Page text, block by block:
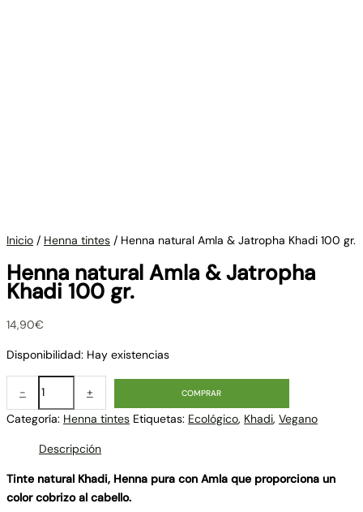
Inicio / Henna tintes / Henna natural Amla & Jatropha Khadi 100 gr.
Henna natural Amla & Jatropha
Khadi 100 gr.
14,90€
Disponibilidad: Hay existencias
- + COMPRAR
Categoría: Henna tintes Etiquetas: Ecológico, Khadi, Vegano
Descripción
Tinte natural Khadi, Henna pura con Amla que proporciona un
color cobrizo al cabello.